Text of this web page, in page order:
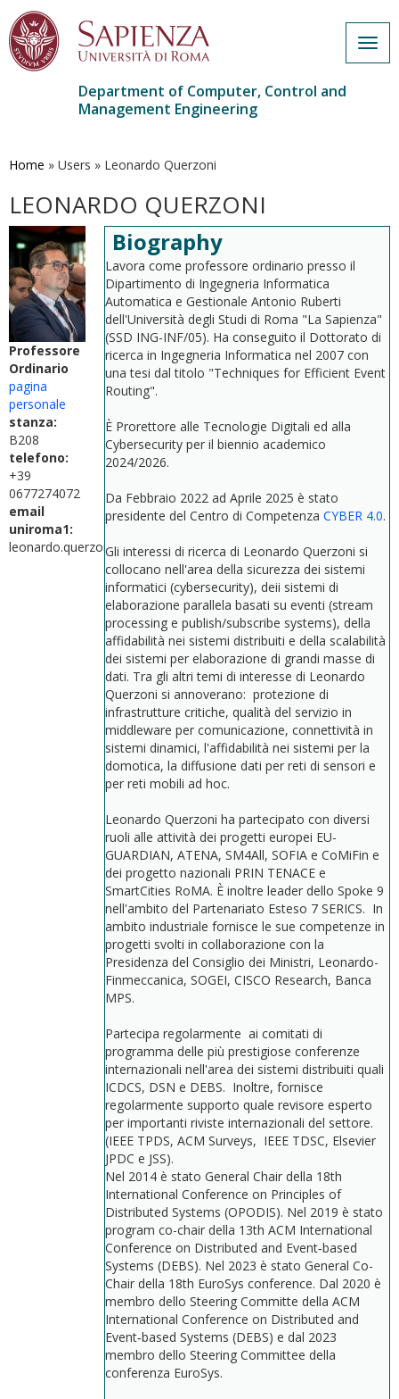
main
Department of Computer, Control and
Management Engineering
Home » Users » Leonardo Querzoni
LEONARDO QUERZONI
Professore
Ordinario
pagina
personale
stanza:
B208
telefono:
+39
0677274072
email
uniroma1:
leonardo.querzoni@uniroma1.it
Biography
Lavora come professore ordinario presso il
Dipartimento di Ingegneria Informatica
Automatica e Gestionale Antonio Ruberti
dell'Università degli Studi di Roma "La Sapienza"
(SSD ING-INF/05). Ha conseguito il Dottorato di
ricerca in Ingegneria Informatica nel 2007 con
una tesi dal titolo "Techniques for Efficient Event
Routing".
È Prorettore alle Tecnologie Digitali ed alla
Cybersecurity per il biennio academico
2024/2026.
Da Febbraio 2022 ad Aprile 2025 è stato
presidente del Centro di Competenza CYBER 4.0.
Gli interessi di ricerca di Leonardo Querzoni si
collocano nell'area della sicurezza dei sistemi
informatici (cybersecurity), deii sistemi di
elaborazione parallela basati su eventi (stream
processing e publish/subscribe systems), della
affidabilità nei sistemi distribuiti e della scalabilità
dei sistemi per elaborazione di grandi masse di
dati. Tra gli altri temi di interesse di Leonardo
Querzoni si annoverano: protezione di
infrastrutture critiche, qualità del servizio in
middleware per comunicazione, connettività in
sistemi dinamici, l'affidabilità nei sistemi per la
domotica, la diffusione dati per reti di sensori e
per reti mobili ad hoc.
Leonardo Querzoni ha partecipato con diversi
ruoli alle attività dei progetti europei EU-
GUARDIAN, ATENA, SM4All, SOFIA e CoMiFin e
dei progetto nazionali PRIN TENACE e
SmartCities RoMA. È inoltre leader dello Spoke 9
nell'ambito del Partenariato Esteso 7 SERICS. In
ambito industriale fornisce le sue competenze in
progetti svolti in collaborazione con la
Presidenza del Consiglio dei Ministri, Leonardo-
Finmeccanica, SOGEI, CISCO Research, Banca
MPS.
Partecipa regolarmente ai comitati di
programma delle più prestigiose conferenze
internazionali nell'area dei sistemi distribuiti quali
ICDCS, DSN e DEBS. Inoltre, fornisce
regolarmente supporto quale revisore esperto
per importanti riviste internazionali del settore.
(IEEE TPDS, ACM Surveys, IEEE TDSC, Elsevier
JPDC e JSS).
Nel 2014 è stato General Chair della 18th
International Conference on Principles of
Distributed Systems (OPODIS). Nel 2019 è stato
program co-chair della 13th ACM International
Conference on Distributed and Event‐based
Systems (DEBS). Nel 2023 è stato General Co-
Chair della 18th EuroSys conference. Dal 2020 è
membro dello Steering Committe della ACM
International Conference on Distributed and
Event‐based Systems (DEBS) e dal 2023
membro dello Steering Committee della
conferenza EuroSys.